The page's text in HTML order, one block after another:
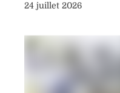
24 juillet 2026